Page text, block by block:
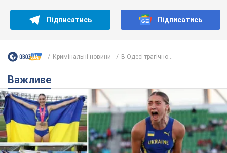
Підписатись Підписатись
Кримінальні новини В Одесі трагічно...
Важливе